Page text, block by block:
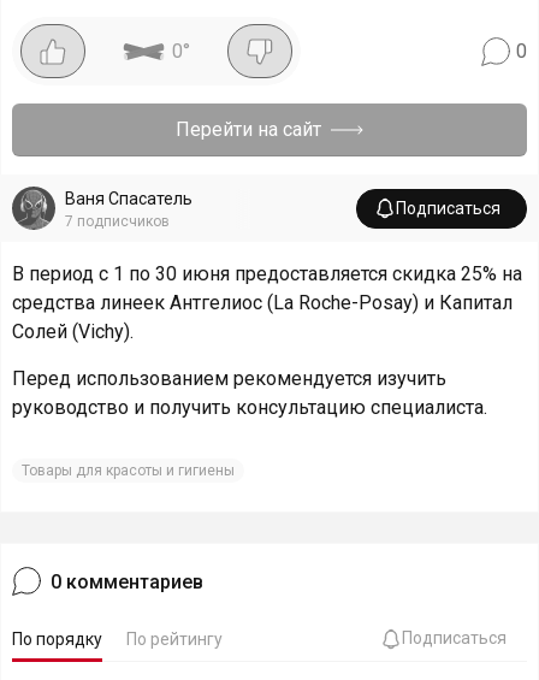
0° 0
Перейти на сайт
Ваня Спасатель
7 подписчиков
Подписаться
В период с 1 по 30 июня предоставляется скидка 25% на
средства линеек Антгелиос (La Roche-Posay) и Капитал
Солей (Vichy).
Перед использованием рекомендуется изучить
руководство и получить консультацию специалиста.
Товары для красоты и гигиены
0 комментариев
По порядку По рейтингу Подписаться